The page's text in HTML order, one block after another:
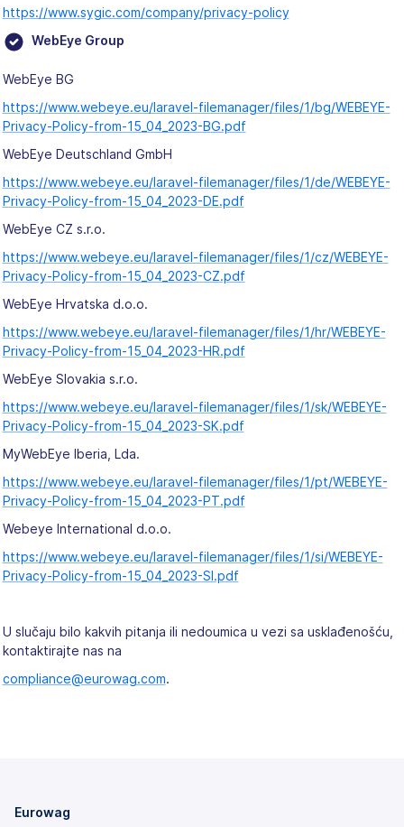
https://www.sygic.com/company/privacy-policy
WebEye Group
WebEye BG
https://www.webeye.eu/laravel-filemanager/files/1/bg/WEBEYE-
Privacy-Policy-from-15_04_2023-BG.pdf
WebEye Deutschland GmbH
https://www.webeye.eu/laravel-filemanager/files/1/de/WEBEYE-
Privacy-Policy-from-15_04_2023-DE.pdf
WebEye CZ s.r.o.
https://www.webeye.eu/laravel-filemanager/files/1/cz/WEBEYE-
Privacy-Policy-from-15_04_2023-CZ.pdf
WebEye Hrvatska d.o.o.
https://www.webeye.eu/laravel-filemanager/files/1/hr/WEBEYE-
Privacy-Policy-from-15_04_2023-HR.pdf
WebEye Slovakia s.r.o.
https://www.webeye.eu/laravel-filemanager/files/1/sk/WEBEYE-
Privacy-Policy-from-15_04_2023-SK.pdf
MyWebEye Iberia, Lda.
https://www.webeye.eu/laravel-filemanager/files/1/pt/WEBEYE-
Privacy-Policy-from-15_04_2023-PT.pdf
Webeye International d.o.o.
https://www.webeye.eu/laravel-filemanager/files/1/si/WEBEYE-
Privacy-Policy-from-15_04_2023-SI.pdf
U slučaju bilo kakvih pitanja ili nedoumica u vezi sa usklađenošću,
kontaktirajte nas na
compliance@eurowag.com.
Eurowag